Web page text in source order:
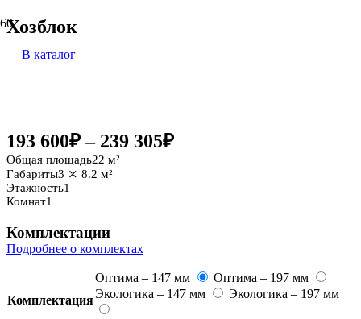
В каталог
Хозблок
22 м²
193 600₽– 239 305₽
Общая площадь22 м²
Габариты3 ⤫ 8.2 м²
Этажность1
Комнат1
Комплектации
Подробнее о комплектах
Комплектация
Оптима – 147 мм
Оптима – 197 мм
Экологика – 147 мм
Экологика – 197 мм